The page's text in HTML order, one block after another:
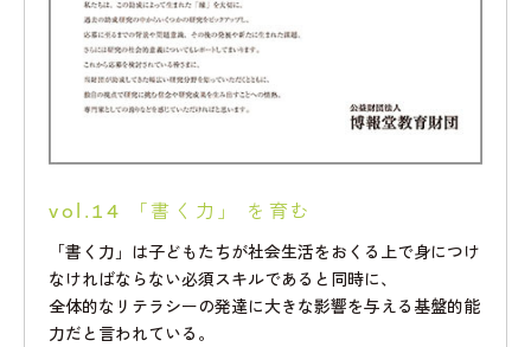
vol.14 「書く力」 を育む
「書く力」は子どもたちが社会生活をおくる上で身につけ
なければならない必須スキルであると同時に、
全体的なリテラシーの発達に大きな影響を与える基盤的能
力だと言われている。